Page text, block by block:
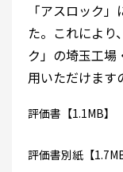
「アスロック
た。これにより
ク」の埼玉工場
用いただけます
評価書【1.1MB】
評価書別紙【1.7MB